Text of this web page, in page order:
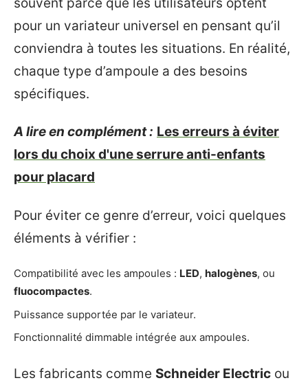
pour un variateur universel en pensant qu’il
conviendra à toutes les situations. En réalité,
chaque type d’ampoule a des besoins
spécifiques.
A lire en complément : Les erreurs à éviter
lors du choix d'une serrure anti-enfants
pour placard
Pour éviter ce genre d’erreur, voici quelques
éléments à vérifier :
Compatibilité avec les ampoules : LED, halogènes, ou
fluocompactes.
Puissance supportée par le variateur.
Fonctionnalité dimmable intégrée aux ampoules.
Les fabricants comme Schneider Electric ou